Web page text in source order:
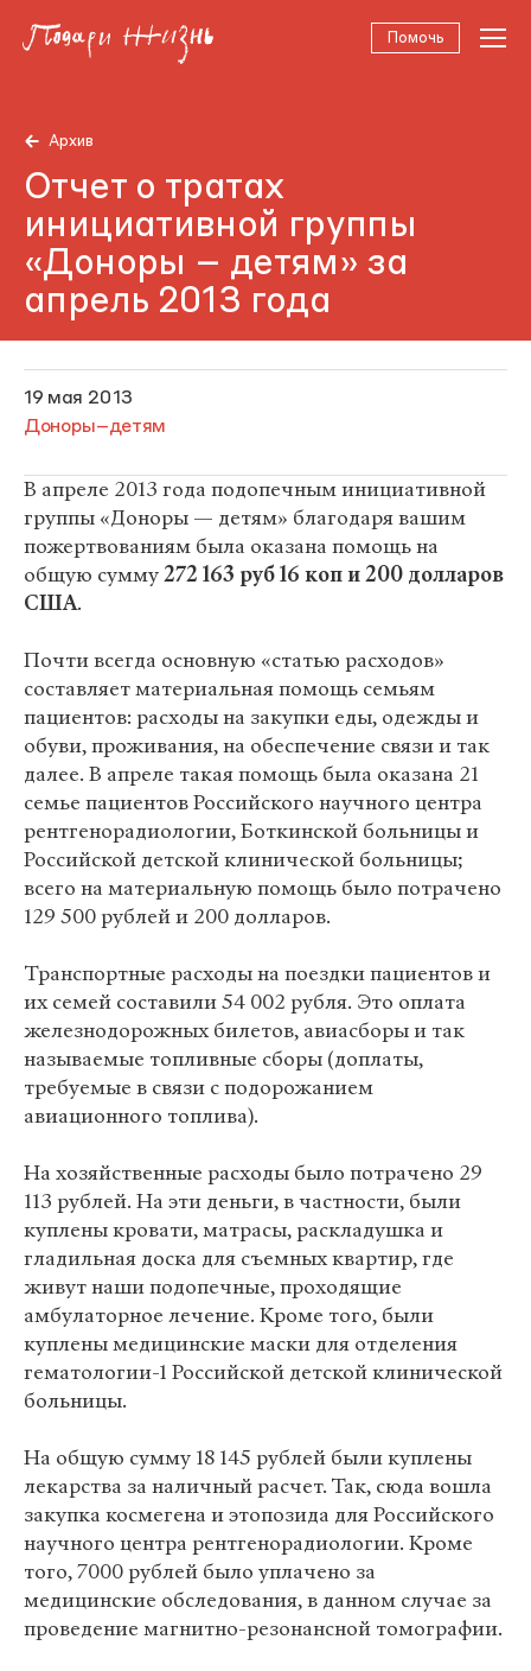
Помочь
Архив
Отчет о тратах
инициативной группы
«Доноры – детям» за
апрель 2013 года
19 мая 2013
Доноры–детям
В апреле 2013 года подопечным инициативной
группы «Доноры — детям» благодаря вашим
пожертвованиям была оказана помощь на
общую сумму272 163 руб 16 коп и 200 долларов
США.
Почти всегда основную «статью расходов»
составляет материальная помощь семьям
пациентов: расходы на закупки еды, одежды и
обуви, проживания, на обеспечение связи и так
далее. В апреле такая помощь была оказана 21
семье пациентов Российского научного центра
рентгенорадиологии, Боткинской больницы и
Российской детской клинической больницы;
всего на материальную помощь было потрачено
129 500 рублей и 200 долларов.
Транспортные расходы на поездки пациентов и
их семей составили 54 002 рубля. Это оплата
железнодорожных билетов, авиасборы и так
называемые топливные сборы (доплаты,
требуемые в связи с подорожанием
авиационного топлива).
На хозяйственные расходы было потрачено 29
113 рублей. На эти деньги, в частности, были
куплены кровати, матрасы, раскладушка и
гладильная доска для съемных квартир, где
живут наши подопечные, проходящие
амбулаторное лечение. Кроме того, были
куплены медицинские маски для отделения
гематологии-1 Российской детской клинической
больницы.
На общую сумму 18 145 рублей были куплены
лекарства за наличный расчет. Так, сюда вошла
закупка космегена и этопозида для Российского
научного центра рентгенорадиологии. Кроме
того, 7000 рублей было уплачено за
медицинские обследования, в данном случае за
проведение магнитно-резонансной томографии.